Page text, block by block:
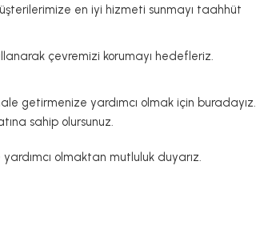
en iyi hizmeti sunmayı taahhüt
çevremizi korumayı hedefleriz.
getirmenize yardımcı olmak için buradayız.
sahip olursunuz.
olmaktan mutluluk duyarız.